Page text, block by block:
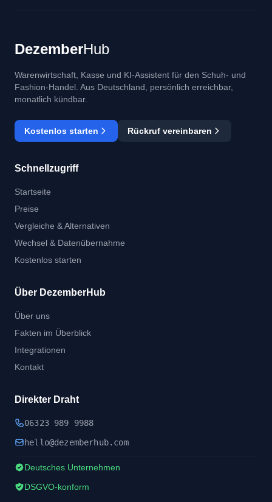
DezemberHub
Warenwirtschaft, Kasse und KI-Assistent für den Schuh- und
Fashion-Handel. Aus Deutschland, persönlich erreichbar,
monatlich kündbar.
Kostenlos starten Rückruf vereinbaren
Schnellzugriff
Startseite
Preise
Vergleiche & Alternativen
Wechsel & Datenübernahme
Kostenlos starten
Über DezemberHub
Über uns
Fakten im Überblick
Integrationen
Kontakt
Direkter Draht
06323 989 9988
hello@dezemberhub. com
Deutsches Unternehmen
DSGVO-konform